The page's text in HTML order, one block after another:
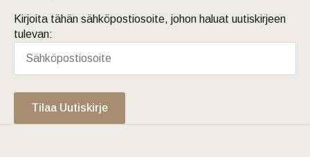
Kirjoita tähän sähköpostiosoite, johon haluat uutiskirjeen
tulevan:
Tilaa Uutiskirje